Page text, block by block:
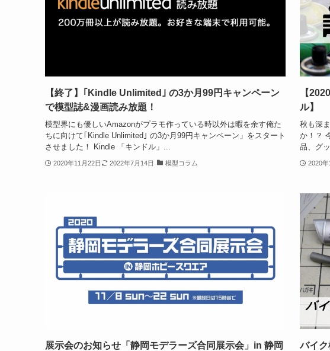
【終了】｢Kindle Unlimited｣ の3か月99円キャンペーン
で模型誌&漫画読み放題！
模型界にも優しいAmazonがプラモ作っている時以外は暇を余す俺た
ちに向けて｢Kindle Unlimited｣ の3か月99円キャンペーン」をスタート
させました！ Kindle 「キンドル」...
2020年11月22日 2022年7月14日 模型コラム
【
ル】
秋も深
か！？
品、グ
2020年
展示会のお知らせ「静岡モデラーズ合同展示会」in 静岡
バイ